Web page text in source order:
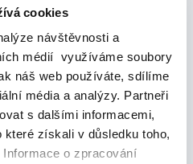
cookies
návštěvnosti a
médií využíváme soubory
náš web používáte, sdílíme
média a analýzy. Partneři
s dalšími informacemi,
získali v důsledku toho,
o zpracování
a dalších